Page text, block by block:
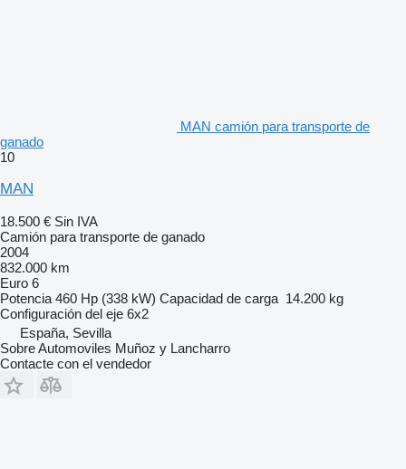
MAN camión para transporte de
ganado
10
MAN
18.500 € Sin IVA
Camión para transporte de ganado
2004
832.000 km
Euro 6
Potencia 460 Hp (338 kW) Capacidad de carga 14.200 kg
Configuración del eje 6x2
España, Sevilla
Sobre Automoviles Muñoz y Lancharro
Contacte con el vendedor